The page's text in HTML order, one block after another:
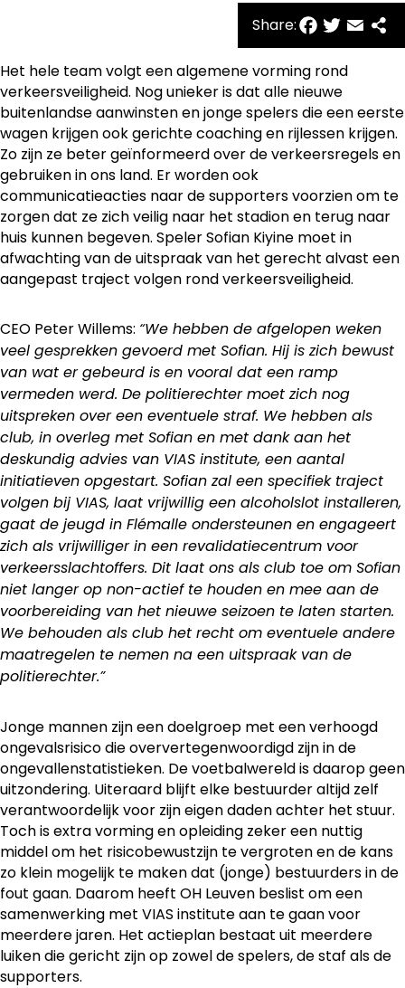
Share:
Het hele team volgt een algemene vorming rond
verkeersveiligheid. Nog unieker is dat alle nieuwe
buitenlandse aanwinsten en jonge spelers die een eerste
wagen krijgen ook gerichte coaching en rijlessen krijgen.
Zo zijn ze beter geïnformeerd over de verkeersregels en
gebruiken in ons land. Er worden ook
communicatieacties naar de supporters voorzien om te
zorgen dat ze zich veilig naar het stadion en terug naar
huis kunnen begeven. Speler Sofian Kiyine moet in
afwachting van de uitspraak van het gerecht alvast een
aangepast traject volgen rond verkeersveiligheid.
CEO Peter Willems: “We hebben de afgelopen weken
veel gesprekken gevoerd met Sofian. Hij is zich bewust
van wat er gebeurd is en vooral dat een ramp
vermeden werd. De politierechter moet zich nog
uitspreken over een eventuele straf. We hebben als
club, in overleg met Sofian en met dank aan het
deskundig advies van VIAS institute, een aantal
initiatieven opgestart. Sofian zal een specifiek traject
volgen bij VIAS, laat vrijwillig een alcoholslot installeren,
gaat de jeugd in Flémalle ondersteunen en engageert
zich als vrijwilliger in een revalidatiecentrum voor
verkeersslachtoffers. Dit laat ons als club toe om Sofian
niet langer op non-actief te houden en mee aan de
voorbereiding van het nieuwe seizoen te laten starten.
We behouden als club het recht om eventuele andere
maatregelen te nemen na een uitspraak van de
politierechter.”
Jonge mannen zijn een doelgroep met een verhoogd
ongevalsrisico die oververtegenwoordigd zijn in de
ongevallenstatistieken. De voetbalwereld is daarop geen
uitzondering. Uiteraard blijft elke bestuurder altijd zelf
verantwoordelijk voor zijn eigen daden achter het stuur.
Toch is extra vorming en opleiding zeker een nuttig
middel om het risicobewustzijn te vergroten en de kans
zo klein mogelijk te maken dat (jonge) bestuurders in de
fout gaan. Daarom heeft OH Leuven beslist om een
samenwerking met VIAS institute aan te gaan voor
meerdere jaren. Het actieplan bestaat uit meerdere
luiken die gericht zijn op zowel de spelers, de staf als de
supporters.